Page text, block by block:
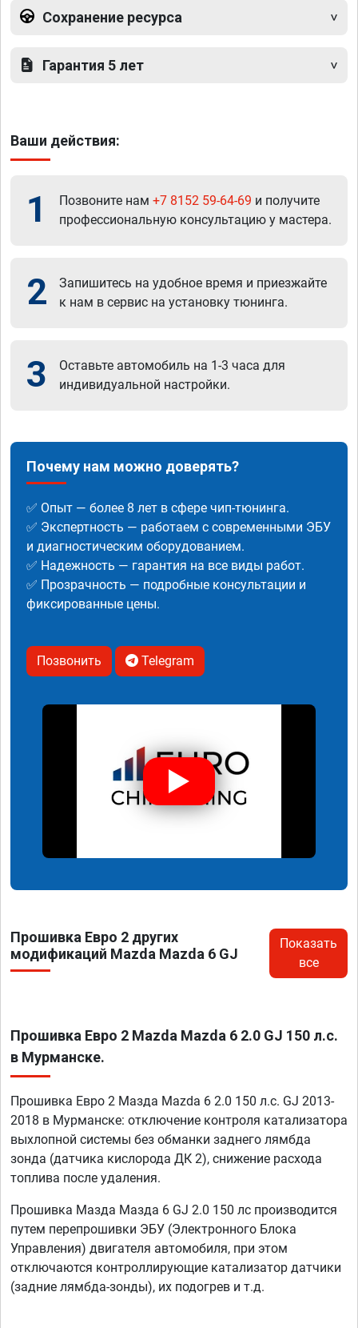
Сохранение ресурса
Гарантия 5 лет
Ваши действия:
1 Позвоните нам +7 8152 59-64-69 и получите
профессиональную консультацию у мастера.
2
Запишитесь на удобное время и приезжайте
к нам в сервис на установку тюнинга.
3
Оставьте автомобиль на 1-3 часа для
индивидуальной настройки.
Почему нам можно доверять?
✅ Опыт — более 8 лет в сфере чип-тюнинга.
✅ Экспертность — работаем с современными ЭБУ
и диагностическим оборудованием.
✅ Надежность — гарантия на все виды работ.
✅ Прозрачность — подробные консультации и
фиксированные цены.
Позвонить Telegram
Прошивка Евро 2 других
модификаций Mazda Mazda 6 GJ
Показать
все
Прошивка Евро 2 Mazda Mazda 6 2.0 GJ 150 л.с.
в Мурманске.
Прошивка Евро 2 Мазда Mazda 6 2.0 150 л.с. GJ 2013-
2018 в Мурманске: отключение контроля катализатора
выхлопной системы без обманки заднего лямбда
зонда (датчика кислорода ДК 2), снижение расхода
топлива после удаления.
Прошивка Мазда Мазда 6 GJ 2.0 150 лс производится
путем перепрошивки ЭБУ (Электронного Блока
Управления) двигателя автомобиля, при этом
отключаются контроллирующие катализатор датчики
(задние лямбда-зонды), их подогрев и т.д.